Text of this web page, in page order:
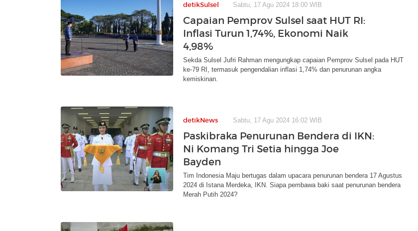
detikSulsel Sabtu, 17 Agu 2024 18:00 WIB
Capaian Pemprov Sulsel saat HUT RI:
Inflasi Turun 1,74%, Ekonomi Naik
4,98%
Sekda Sulsel Jufri Rahman mengungkap capaian Pemprov Sulsel pada HUT
ke-79 RI, termasuk pengendalian inflasi 1,74% dan penurunan angka
kemiskinan.
detikNews Sabtu, 17 Agu 2024 16:02 WIB
Paskibraka Penurunan Bendera di IKN:
Ni Komang Tri Setia hingga Joe
Bayden
Tim Indonesia Maju bertugas dalam upacara penurunan bendera 17 Agustus
2024 di Istana Merdeka, IKN. Siapa pembawa baki saat penurunan bendera
Merah Putih 2024?